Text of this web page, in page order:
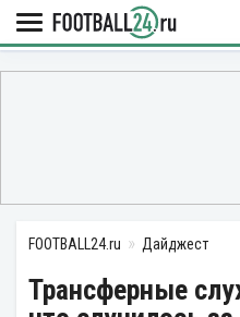
FOOTBALL24.ru Дайджест
Трансферные